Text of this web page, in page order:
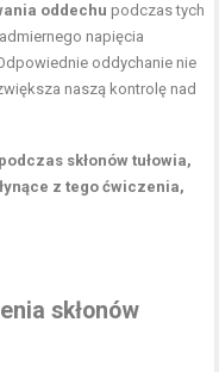
oddechu podczas tych
napięcia
oddychanie nie
naszą kontrolę nad
skłonów tułowia,
z tego ćwiczenia,
skłonów